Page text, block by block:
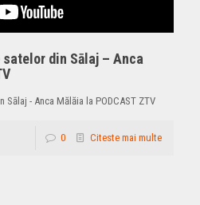
din Sālaj – Anca
- Anca Mălăia la PODCAST ZTV
0 Citeste mai multe